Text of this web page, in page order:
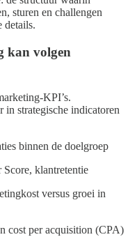
sturen en challengen
details.
kan volgen
KPI’s.
in strategische indicatoren
binnen de doelgroep
klantretentie
versus groei in
cost per acquisition (CPA)